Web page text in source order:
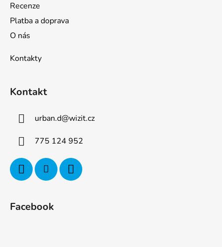
Recenze
Platba a doprava
O nás
Kontakty
Kontakt
urban.d@wizit.cz
775 124 952
Facebook